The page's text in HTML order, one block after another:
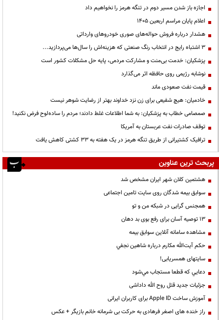
اجازه باز شدن مسیر دوم در تنگه هرمز را نخواهیم داد
اعلام پایان مراسم اربعین ۱۴۰۵
هشدار درباره فروش حواله‌های صوری خودروهای وارداتی
3 اشتباه رایج در انتخاب رنگ صنعتی که هزینه‌اش را سال‌ها می‌پردازید...
پزشکیان: خدمت بی‌منت و مشارکت مردمی، پایه حل مشکلات کشور است
نوشابه رژیمی روی حافظه اثر می‌گذارد
قیمت نفت صعودی ماند
خادمیان: هیچ شفیعی برای زن نزد خداوند بهتر از رضایت شوهر نیست
صمصامی خطاب به پزشکیان: به شما اطلاعات غلط دادند؛ مردم را ساده‌لوح فرض نکنید!
توقف صادرات نفت عربستان به آمریکا
ترافیک کشتیرانی از طریق تنگه هرمز در یک هفته به ۳۳ کشتی کاهش یافت
پربحث ترین عناوین
هشتمین کلان شهر ایران مشخص شد
سوابق بیمه شدگان روی سایت تامین اجتماعی
همجنس گرایی در شبکه من و تو
13 توصیه آسان برای رفع بوی بد دهان
مشاهده سامانه آنلاين سوابق بیمه
حكم آيت‌الله مكارم درباره شاهين نجفي
سایتهای همسریابی!
دعايي كه قطعا مستجاب مي‌شود
جزئیات جدید قتل روح الله داداشی
آموزش ساخت Apple ID برای کاربران ایرانی
راز خنده های اصغر فرهادی به حرکت بی شرمانه خانم بازیگر + عکس